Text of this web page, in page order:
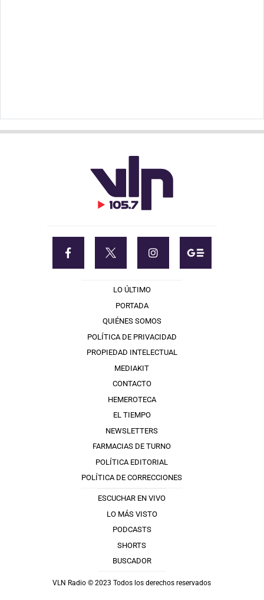
LO ÚLTIMO
PORTADA
QUIÉNES SOMOS
POLÍTICA DE PRIVACIDAD
PROPIEDAD INTELECTUAL
MEDIAKIT
CONTACTO
HEMEROTECA
EL TIEMPO
NEWSLETTERS
FARMACIAS DE TURNO
POLÍTICA EDITORIAL
POLÍTICA DE CORRECCIONES
ESCUCHAR EN VIVO
LO MÁS VISTO
PODCASTS
SHORTS
BUSCADOR
VLN Radio © 2023 Todos los derechos reservados